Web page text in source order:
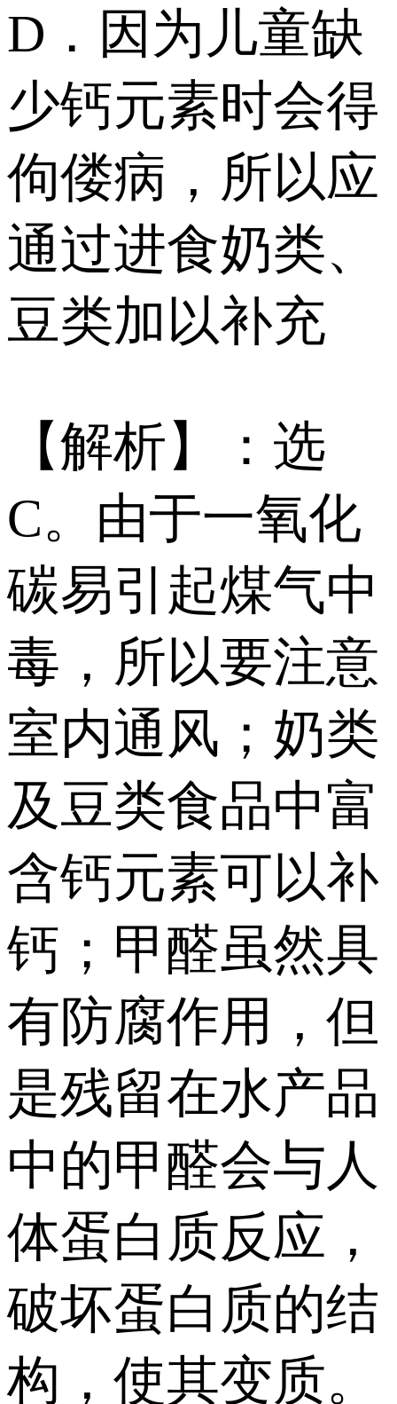
D．因为儿童缺
少钙元素时会得
佝偻病，所以应
通过进食奶类、
豆类加以补充
【解析】：选
C。由于一氧化
碳易引起煤气中
毒，所以要注意
室内通风；奶类
及豆类食品中富
含钙元素可以补
钙；甲醛虽然具
有防腐作用，但
是残留在水产品
中的甲醛会与人
体蛋白质反应，
破坏蛋白质的结
构，使其变质。